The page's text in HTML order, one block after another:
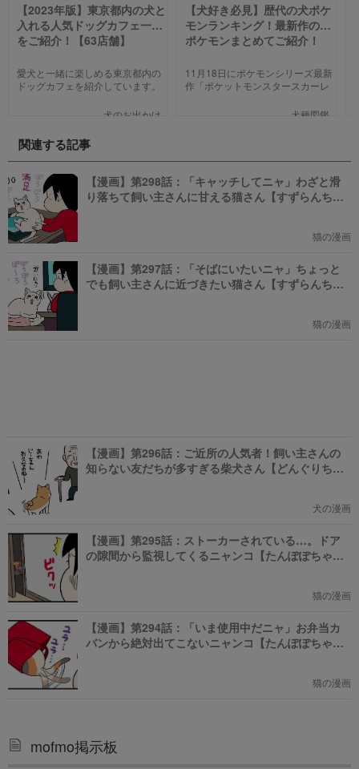
【2023年版】東京都内の犬と
入れる人気ドッグカフェ一覧
をご紹介！【63店舗】
愛犬と一緒に楽しめる東京都内の
ドッグカフェを紹介しています。
のついでに立ち寄るのにピッタリ
訪れたくなる魅力的で新しいカフ
ェで愛犬と一緒にまったり過ごし
ましょう！
犬のお出かけ
【犬好き必見】歴代の犬ポケ
モンランキング！最新作の犬
ポケモンまとめてご紹介！
11月18日にポケモンシリーズ最新
作「ポケットモンスタースカーレ
オレット」が世界同時発売しまし
った方も、可愛くてかっこいい犬
モチーフのポケモンにメロメロに
なっちゃうかも。
犬種図鑑
関連する記事
【漫画】第298話：「キャッチしてニャ」わざと滑
り落ちて飼い主さんに甘える猫さん【すずらんちゃ
猫の漫画
【漫画】第297話：「そばにいたいニャ」ちょっと
でも飼い主さんに近づきたい猫さん【すずらんちゃ
猫の漫画
【漫画】第296話：ご近所の人気者！飼い主さんの
知らない友だちが多すぎる柴犬さん【どんぐりちゃ
犬の漫画
【漫画】第295話：ストーカーされている…。ドア
の隙間から監視してくるニャンコ【たんぽぽちゃ
猫の漫画
【漫画】第294話：「いま使用中だニャ」お弁当カ
バンから絶対出てこないニャンコ【たんぽぽちゃ
猫の漫画
mofmo掲示板